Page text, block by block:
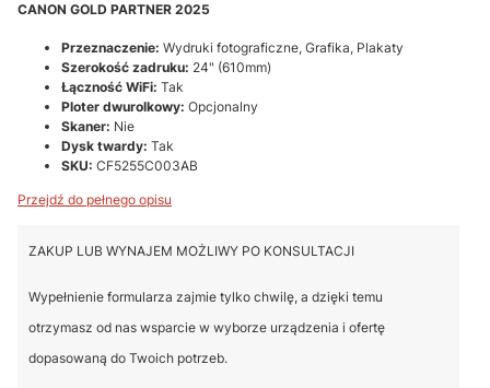
CANON GOLD PARTNER 2025
Przeznaczenie: Wydruki fotograficzne, Grafika, Plakaty
Szerokość zadruku: 24" (610mm)
Łączność WiFi: Tak
Ploter dwurolkowy: Opcjonalny
Skaner: Nie
Dysk twardy: Tak
SKU: CF5255C003AB
Przejdź do pełnego opisu
ZAKUP LUB WYNAJEM MOŻLIWY PO KONSULTACJI
Wypełnienie formularza zajmie tylko chwilę, a dzięki temu
otrzymasz od nas wsparcie w wyborze urządzenia i ofertę
dopasowaną do Twoich potrzeb.